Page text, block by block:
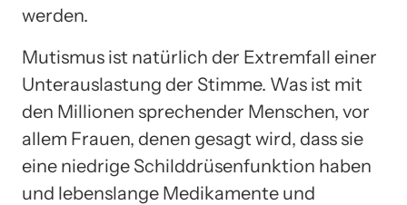
werden.
Mutismus ist natürlich der Extremfall einer
Unterauslastung der Stimme. Was ist mit
den Millionen sprechender Menschen, vor
allem Frauen, denen gesagt wird, dass sie
eine niedrige Schilddrüsenfunktion haben
und lebenslange Medikamente und